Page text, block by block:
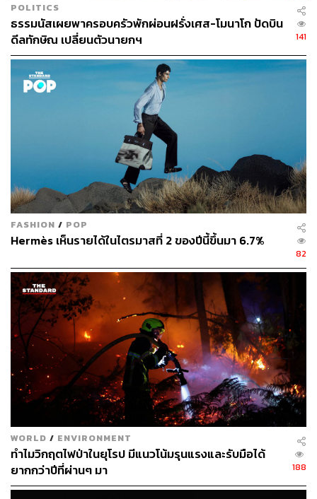
Raphael อยู่บนนถนน Kleber ห่างจากประตูชัย หรือ
The Arc de Triomphe ไม่กี่ร้อยเมตร อยู่ใกล้กับแหล่งช้อปปิ้ง
ระดับโลกอย่างChamps-Élyséesและยังมองเห็นหอไอเฟล
ได้ด้วย จึงไม่น่าแปลกที่โรงแรมห้าดาวแห่งนี้จะกลายเป็นบ้าน
สำหรับนักเดินทางที่มีปารีสเป็นหมุดหมาย การันตีด้วยรางวัล
และการเป็นหนึ่งในเครือโรงแรม Leading Hotels of the
World
POLITICS
ธรรมนัสเผยพาครอบครัวพักผ่อนฝรั่งเศส-โมนาโก ปัดบิน
ดีลทักษิณ เปลี่ยนตัวนายกฯ
141
FASHION / POP
Hermès เห็นรายได้ในไตรมาสที่ 2 ของปีนี้ขึ้นมา 6.7%
82
WORLD / ENVIRONMENT
ทำไมวิกฤตไฟป่าในยุโรป มีแนวโน้มรุนแรงและรับมือได้
ยากกว่าปีที่ผ่านๆ มา
188